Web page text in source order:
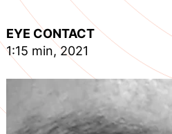
EYE CONTACT
1:15 min, 2021